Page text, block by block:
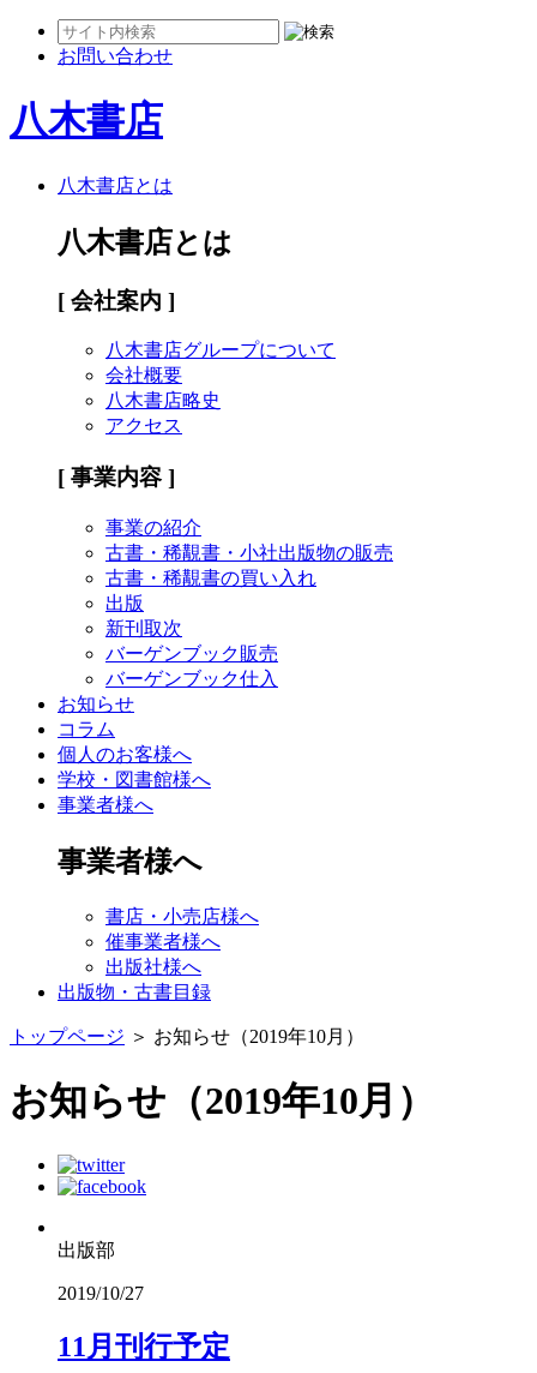
お問い合わせ
八木書店
八木書店とは
八木書店とは
[ 会社案内 ]
八木書店グループについて
会社概要
八木書店略史
アクセス
[ 事業内容 ]
事業の紹介
古書・稀覯書・小社出版物の販売
古書・稀覯書の買い入れ
出版
新刊取次
バーゲンブック販売
バーゲンブック仕入
お知らせ
コラム
個人のお客様へ
学校・図書館様へ
事業者様へ
事業者様へ
書店・小売店様へ
催事業者様へ
出版社様へ
出版物・古書目録
トップページ ＞ お知らせ（2019年10月）
お知らせ（2019年10月）
出版部
2019/10/27
11月刊行予定